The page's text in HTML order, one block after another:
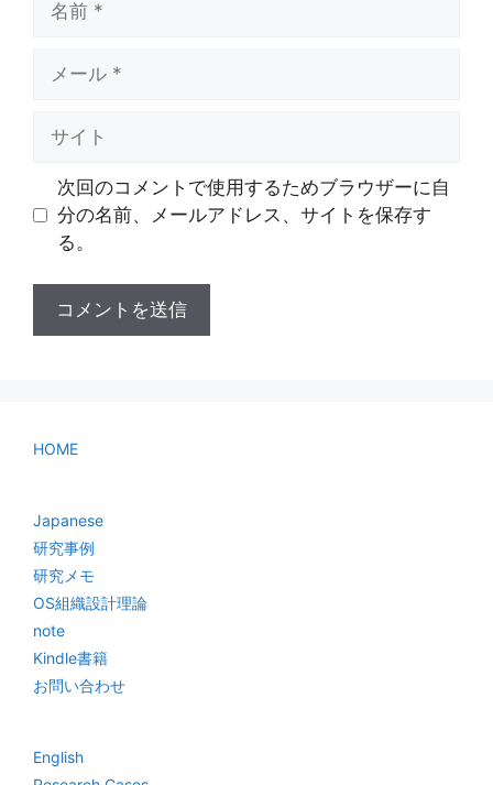
次回のコメントで使用するためブラウザーに自
分の名前、メールアドレス、サイトを保存す
る。
HOME
Japanese
研究事例
研究メモ
OS組織設計理論
note
Kindle書籍
お問い合わせ
English